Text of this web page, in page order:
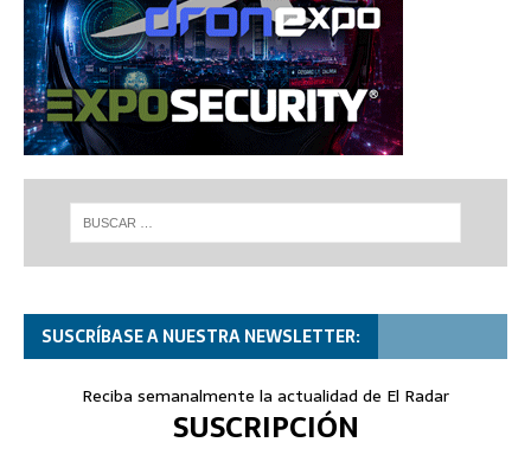
SUSCRÍBASE A NUESTRA NEWSLETTER:
Reciba semanalmente la actualidad de El Radar
SUSCRIPCIÓN